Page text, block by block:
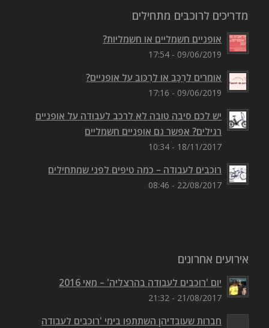
מדריכים לרוכבים מתחילים
אופניים חשמליים או חשמליות?
09/06/2019 - 17:54
אומרים לִרְכַּב או לִרְכּוב על אופניים?
09/06/2019 - 17:16
יש לכם סיבה טובה לא לרכב לעבודה על אופניים
רגילים? אפשר גם אופניים חשמליים
18/11/2017 - 10:34
רוכבים לעבודה – כמה טיפים לפני שמתחילים
22/08/2017 - 08:46
אירועים אחרונים
יום 'רוכבים לעבודה בהרצליה' – מאי 2016
21/08/2017 - 21:32
חברות שעובדיהן השתתפו בימי 'רוכבים לעבודה